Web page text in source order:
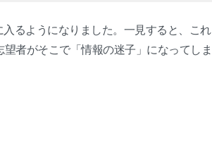
るようになりました。一見すると、これ
者がそこで「情報の迷子」になってしま